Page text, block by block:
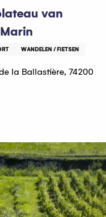
van
WANDELEN / FIETSEN
la Ballastière, 74200